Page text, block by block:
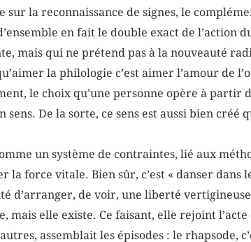
la reconnaissance de signes, le
en fait le double exact de l’action
mais qui ne prétend pas à la nouveauté
la philologie c’est aimer l’amour de
le choix qu’une personne opère à partir
De la sorte, ce sens est aussi bien créé
un système de contraintes, lié aux
la force vitale. Bien sûr, c’est « danser dans
d’arranger, de voir, une liberté
mais elle existe. Ce faisant, elle rejoint
assemblait les épisodes : le rhapsode,